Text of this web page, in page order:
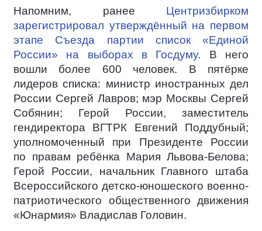
Напомним, ранее Центризбирком
зарегистрировал утверждённый на первом
этапе Съезда партии список «Единой
России» на выборах в Госдуму. В него
вошли более 600 человек. В пятёрке
лидеров списка: министр иностранных дел
России Сергей Лавров; мэр Москвы Сергей
Собянин; Герой России, заместитель
гендиректора ВГТРК Евгений Поддубный;
уполномоченный при Президенте России
по правам ребёнка Мария Львова-Белова;
Герой России, начальник Главного штаба
Всероссийского детско-юношеского военно-
патриотического общественного движения
«Юнармия» Владислав Головин.